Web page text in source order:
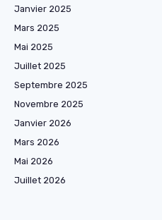
Janvier 2025
Mars 2025
Mai 2025
Juillet 2025
Septembre 2025
Novembre 2025
Janvier 2026
Mars 2026
Mai 2026
Juillet 2026